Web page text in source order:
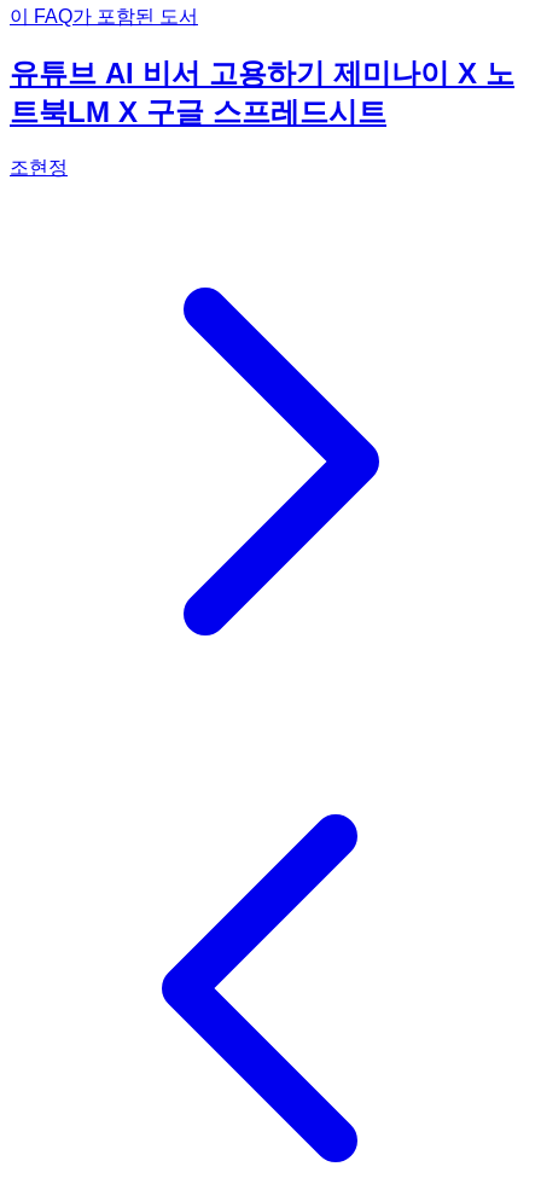
이 FAQ가 포함된 도서
유튜브 AI 비서 고용하기 제미나이 X 노
트북LM X 구글 스프레드시트
조현정